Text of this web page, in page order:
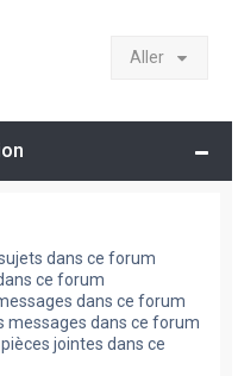
Aller
dans ce forum
ce forum
dans ce forum
messages dans ce forum
jointes dans ce